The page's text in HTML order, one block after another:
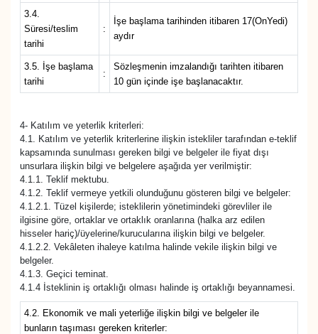
3.4.
Süresi/teslim
tarihi
:
İşe başlama tarihinden itibaren 17(OnYedi)
aydır
3.5. İşe başlama
tarihi
:
Sözleşmenin imzalandığı tarihten itibaren
10 gün içinde işe başlanacaktır.
4- Katılım ve yeterlik kriterleri:
4.1. Katılım ve yeterlik kriterlerine ilişkin istekliler tarafından e-teklif
kapsamında sunulması gereken bilgi ve belgeler ile fiyat dışı
unsurlara ilişkin bilgi ve belgelere aşağıda yer verilmiştir:
4.1.1. Teklif mektubu.
4.1.2. Teklif vermeye yetkili olunduğunu gösteren bilgi ve belgeler:
4.1.2.1. Tüzel kişilerde; isteklilerin yönetimindeki görevliler ile
ilgisine göre, ortaklar ve ortaklık oranlarına (halka arz edilen
hisseler hariç)/üyelerine/kurucularına ilişkin bilgi ve belgeler.
4.1.2.2. Vekâleten ihaleye katılma halinde vekile ilişkin bilgi ve
belgeler.
4.1.3. Geçici teminat.
4.1.4 İsteklinin iş ortaklığı olması halinde iş ortaklığı beyannamesi.
4.2. Ekonomik ve mali yeterliğe ilişkin bilgi ve belgeler ile
bunların taşıması gereken kriterler: